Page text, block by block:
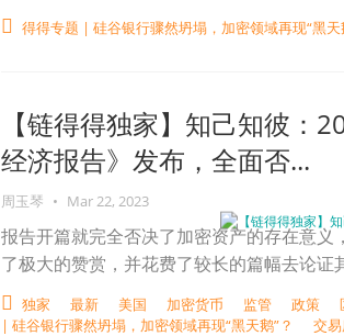
得得专题 | 硅谷银行骤然坍塌，加密领域再现“黑天
【链得得独家】知己知彼：
经济报告》发布，全面否...
周玉琴 • Mar 22, 2023
报告开篇就完全否决了加密资产的存在意义
了极大的赞赏，并花费了较长的篇幅去论证
独家 最新 美国 加密货币 监管 政策
| 硅谷银行骤然坍塌，加密领域再现“黑天鹅”？
交